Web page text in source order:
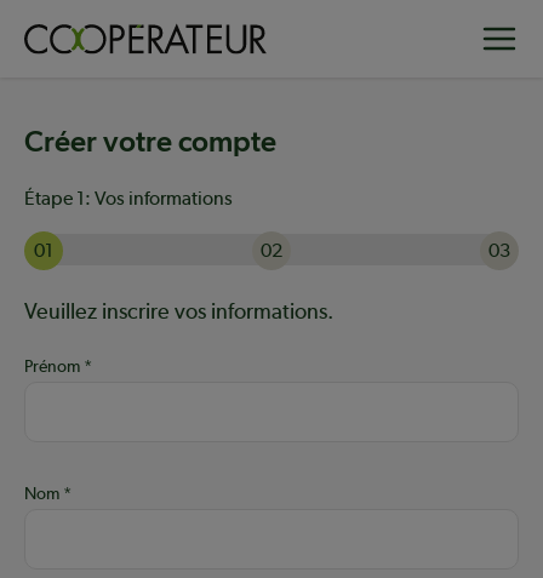
Créer votre compte
Étape 1: Vos informations
01 02
03
Aide :
Veuillez inscrire vos informations.
Prénom
Nom